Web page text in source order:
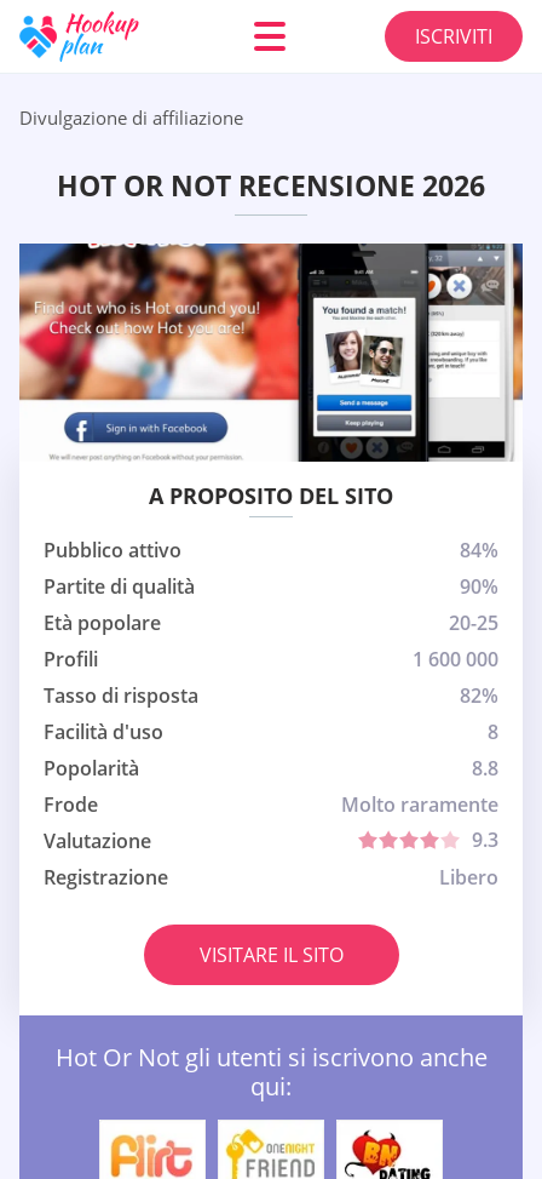
ISCRIVITI
Divulgazione di affiliazione
HOT OR NOT RECENSIONE 2026
A PROPOSITO DEL SITO
Pubblico attivo
84%
Partite di qualità
90%
Età popolare
20-25
Profili
1 600 000
Tasso di risposta
82%
Facilità d'uso
8
Popolarità
8.8
Frode
Molto raramente
Valutazione
9.3
Registrazione
Libero
VISITARE IL SITO
Hot Or Not gli utenti si iscrivono anche
qui: